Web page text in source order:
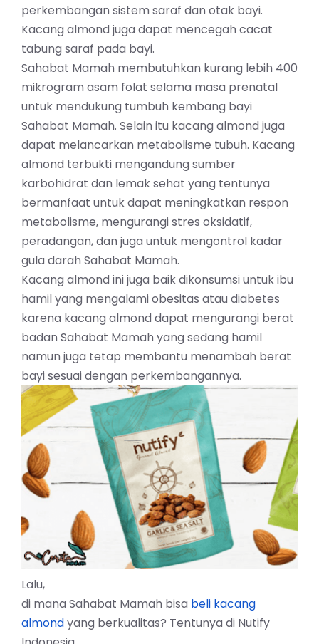
perkembangan sistem saraf dan otak bayi.
Kacang almond juga dapat mencegah cacat
tabung saraf pada bayi.
Sahabat Mamah membutuhkan kurang lebih 400
mikrogram asam folat selama masa prenatal
untuk mendukung tumbuh kembang bayi
Sahabat Mamah. Selain itu kacang almond juga
dapat melancarkan metabolisme tubuh. Kacang
almond terbukti mengandung sumber
karbohidrat dan lemak sehat yang tentunya
bermanfaat untuk dapat meningkatkan respon
metabolisme, mengurangi stres oksidatif,
peradangan, dan juga untuk mengontrol kadar
gula darah Sahabat Mamah.
Kacang almond ini juga baik dikonsumsi untuk ibu
hamil yang mengalami obesitas atau diabetes
karena kacang almond dapat mengurangi berat
badan Sahabat Mamah yang sedang hamil
namun juga tetap membantu menambah berat
bayi sesuai dengan perkembangannya.
Lalu,
di mana Sahabat Mamah bisa beli kacang
almondyang berkualitas? Tentunya di Nutify